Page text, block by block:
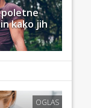
poletne
kako jih
OGLAS